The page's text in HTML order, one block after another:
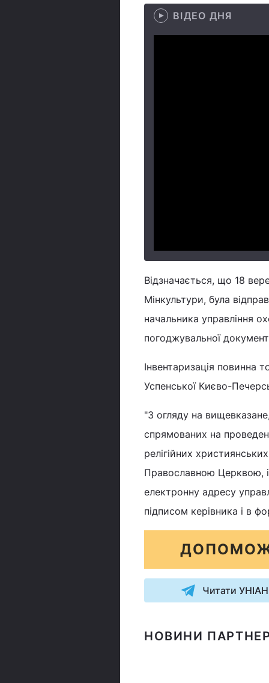
ВІДЕО ДНЯ
Відзначається, що 18
Мінкультури, була
начальника управління
погоджувальної
Інвентаризація повинна
Успенської Києво-
"З огляду на
спрямованих на
релігійних
Православною Церквою,
електронну адресу
підписом керівника і в
Читати
НОВИНИ